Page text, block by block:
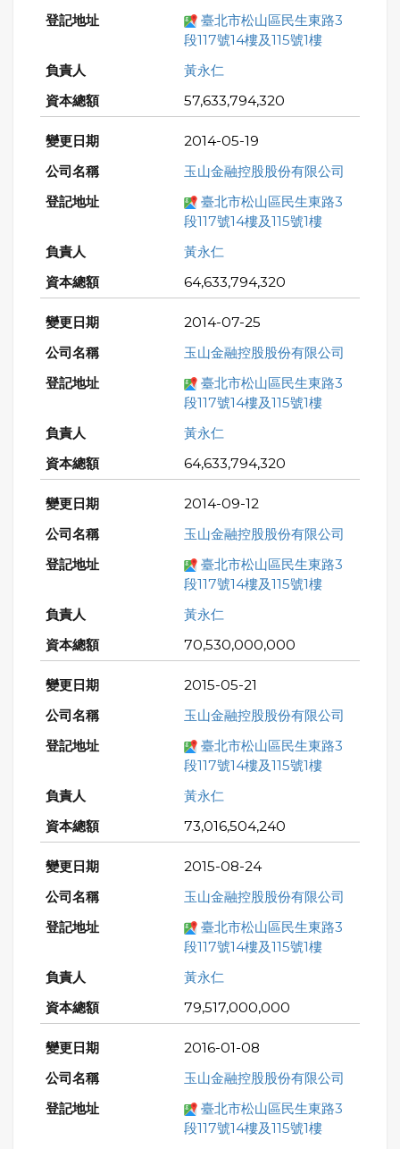
臺北市松山區民生東路3
段117號14樓及115號1樓
黃永仁
57,633,794,320
2014-05-19
玉山金融控股股份有限公司
臺北市松山區民生東路3
段117號14樓及115號1樓
黃永仁
64,633,794,320
2014-07-25
玉山金融控股股份有限公司
臺北市松山區民生東路3
段117號14樓及115號1樓
黃永仁
64,633,794,320
2014-09-12
玉山金融控股股份有限公司
臺北市松山區民生東路3
段117號14樓及115號1樓
黃永仁
70,530,000,000
2015-05-21
玉山金融控股股份有限公司
臺北市松山區民生東路3
段117號14樓及115號1樓
黃永仁
73,016,504,240
2015-08-24
玉山金融控股股份有限公司
臺北市松山區民生東路3
段117號14樓及115號1樓
黃永仁
79,517,000,000
2016-01-08
玉山金融控股股份有限公司
臺北市松山區民生東路3
段117號14樓及115號1樓